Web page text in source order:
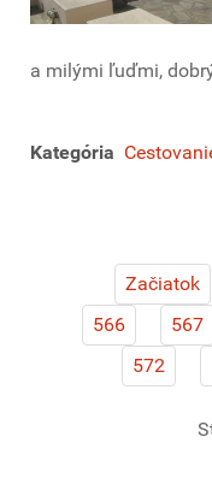
a milými ľuďmi,
Kategória
Začiatok
566
567
572